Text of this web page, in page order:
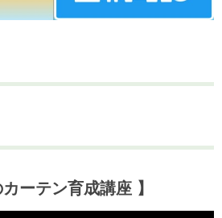
ーテン育成講座 】